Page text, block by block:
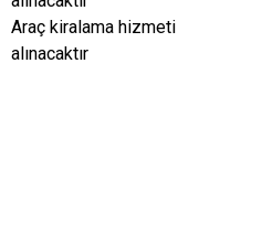
Araç kiralama hizmeti
alınacaktır